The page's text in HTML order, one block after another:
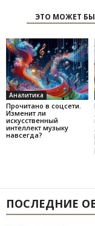
ЭТО МОЖЕТ
Аналитика
Прочитано в соцсети.
Изменит ли
искусственный
интеллект музыку
навсегда?
ПОСЛЕДНИЕ